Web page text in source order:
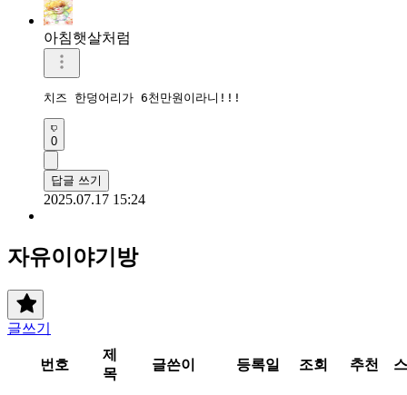
아침햇살처럼
치즈 한덩어리가 6천만원이라니!!!
0
답글 쓰기
2025.07.17 15:24
자유이야기방
글쓰기
번호
제
목
글쓴이 등록일 조회 추천